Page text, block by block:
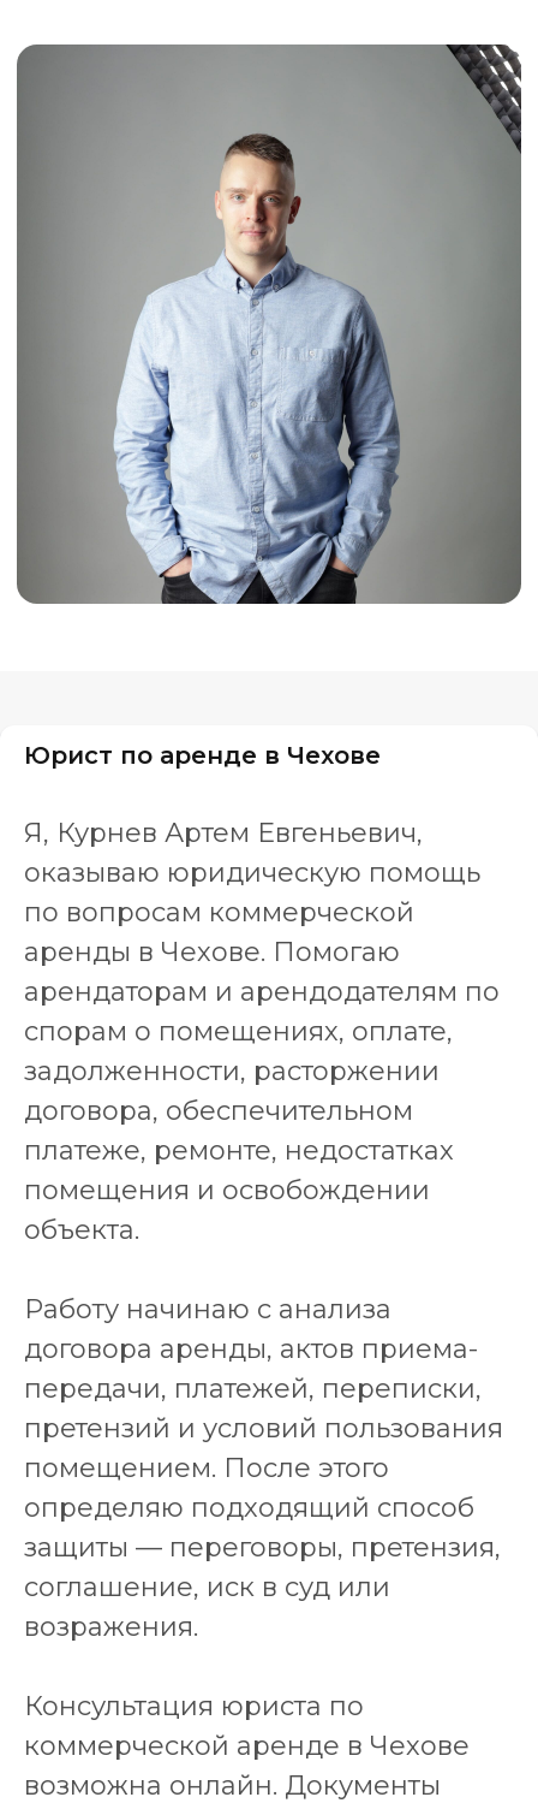
Юрист по аренде в Чехове
Я, Курнев Артем Евгеньевич,
оказываю юридическую помощь
по вопросам коммерческой
аренды в Чехове. Помогаю
арендаторам и арендодателям по
спорам о помещениях, оплате,
задолженности, расторжении
договора, обеспечительном
платеже, ремонте, недостатках
помещения и освобождении
объекта.
Работу начинаю с анализа
договора аренды, актов приема-
передачи, платежей, переписки,
претензий и условий пользования
помещением. После этого
определяю подходящий способ
защиты — переговоры, претензия,
соглашение, иск в суд или
возражения.
Консультация юриста по
коммерческой аренде в Чехове
возможна онлайн. Документы